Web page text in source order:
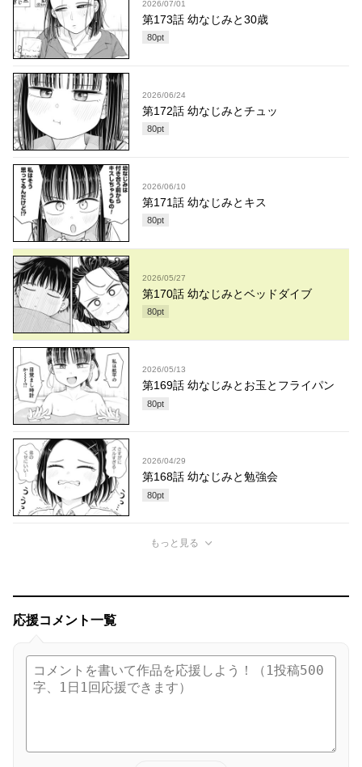
2026/07/01
第173話 幼なじみと30歳
80pt
2026/06/24
第172話 幼なじみとチュッ
80pt
2026/06/10
第171話 幼なじみとキス
80pt
2026/05/27
第170話 幼なじみとベッドダイブ
80pt
2026/05/13
第169話 幼なじみとお玉とフライパン
80pt
2026/04/29
第168話 幼なじみと勉強会
80pt
もっと見る
応援コメント一覧